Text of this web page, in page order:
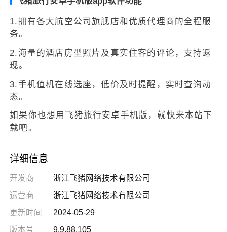
1.拥有各大航空公司旗舰店和优质代理商的全程服
务。
2.海量的酒店房型照片及真实住客的评论，支持返
现。
3.手机值机在线选座，低价及时提醒，实时查询动
态。
如果你也想用飞猪旅行安卓手机版，就快来本站下
载吧。
详细信息
开发商
浙江飞猪网络技术有限公司
运营商
浙江飞猪网络技术有限公司
更新时间
2024-05-29
版本号
9.9.88.105